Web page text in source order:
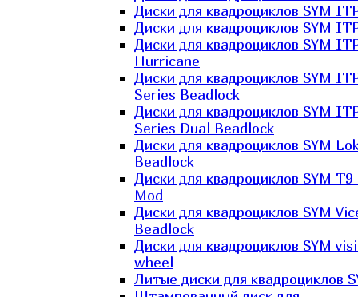
Диски для квадроциклов SYM
Диски для квадроциклов SYM
Диски для квадроциклов SYM
Hurricane
Диски для квадроциклов SYM
Series Beadlock
Диски для квадроциклов SYM
Series Dual Beadlock
Диски для квадроциклов SYM
Beadlock
Диски для квадроциклов SYM T9
Mod
Диски для квадроциклов SYM
Beadlock
Диски для квадроциклов SYM
wheel
Литые диски для квадроциклов